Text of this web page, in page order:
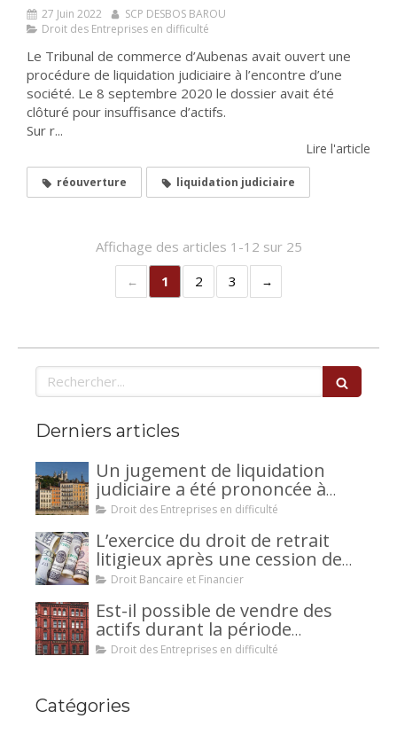
27 Juin 2022
SCP DESBOS BAROU
Droit des Entreprises en difficulté
Le Tribunal de commerce d’Aubenas avait ouvert une
procédure de liquidation judiciaire à l’encontre d’une
société. Le 8 septembre 2020 le dossier avait été
clôturé pour insuffisance d’actifs.
Sur r...
Lire l'article
réouverture liquidation judiciaire
Affichage des articles 1-12 sur 25
1
2 3
Rechercher
Derniers articles
Un jugement de liquidation
judiciaire a été prononcée à
votre encontre : comment
Droit des Entreprises en difficulté
L’exercice du droit de retrait
litigieux après une cession de
créance : un mécanisme
la caution.
Droit Bancaire et Financier
Est-il possible de vendre des
actifs durant la période
d’observation d’un
Droit des Entreprises en difficulté
Catégories